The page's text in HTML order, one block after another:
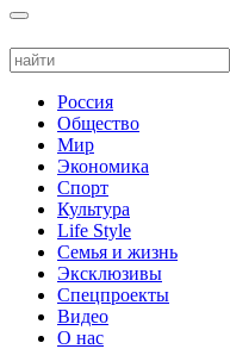
Россия
Общество
Мир
Экономика
Спорт
Культура
Life Style
Семья и жизнь
Эксклюзивы
Спецпроекты
Видео
О нас